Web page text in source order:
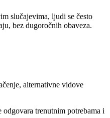
slučajevima, ljudi se često
bez dugoročnih obaveza.
alternativne vidove
trenutnim potrebama i